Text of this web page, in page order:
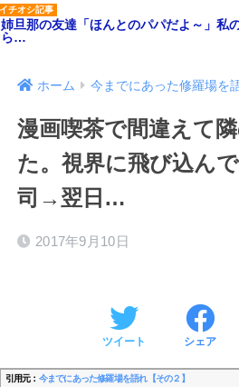
姉旦那の友達「ほんとのパパだよ～」私
ら…
ホーム 今までにあった修羅場を
漫画喫茶で間違えて
た。視界に飛び込ん
司→翌日…
2017年9月10日
ツイート シェア
引用元： 今までにあった修羅場を語れ【その２】